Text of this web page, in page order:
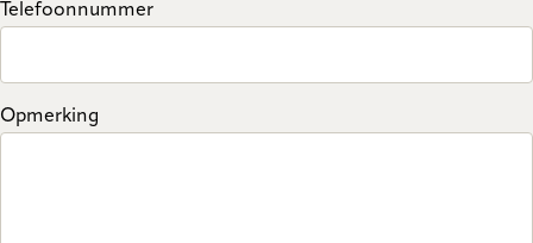
Telefoonnummer
Opmerking